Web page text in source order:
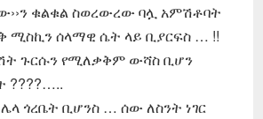
ቁልቁል ስወረውረው ባሏ አምሽቶባት
ሰላማዊ ሴት ላይ ቢያርፍስ … !!
ጉርሱን የሚለቃቅም ውሻስ ቢሆን
????…..
ጎረቤት ቢሆንስ … ሰው ለስንት ነገር